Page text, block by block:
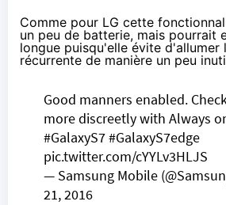
Comme pour LG cette
un peu de batterie, mais pourrait
longue puisqu'elle évite d'allumer
récurrente de manière un peu
Good manners enabled.
more discreetly with Always
#GalaxyS7#GalaxyS7edge
pic.twitter.com/cYYLv3HLJS
— Samsung Mobile
21, 2016